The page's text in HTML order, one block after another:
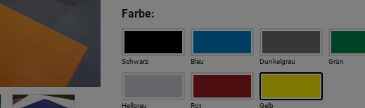
Farbe:
Schwarz Blau Dunkelgrau Grün
Hellgrau Rot Gelb